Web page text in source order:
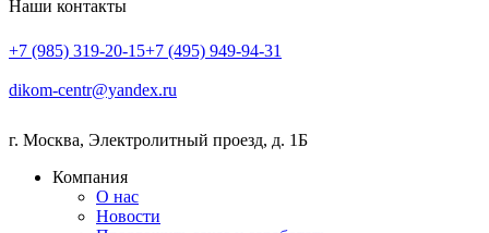
Наши контакты
+7 (985) 319-20-15+7 (495) 949-94-31
dikom-centr@yandex.ru
г. Москва, Электролитный проезд, д. 1Б
Компания
О нас
Новости